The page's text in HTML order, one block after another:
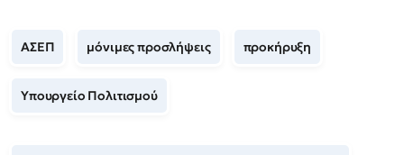
ΑΣΕΠ μόνιμες προσλήψεις προκήρυξη
Υπουργείο Πολιτισμού